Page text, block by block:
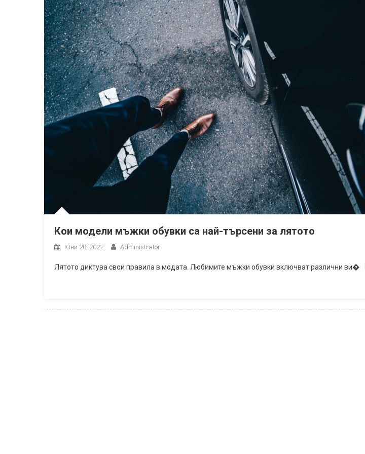
Кои модели мъжки обувки са най-търсени за лятото
Юни 28, 2022 Administrator
Лятото диктува свои правила в модата. Любимите мъжки обувки включват различни ви�